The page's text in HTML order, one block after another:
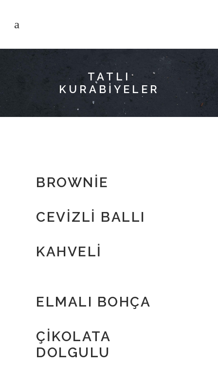
TATLI
KURABIYELER
BROWNIE
CEVIZLI BALLI
KAHVELI
ELMALI BOHÇA
ÇIKOLATA
DOLGULU